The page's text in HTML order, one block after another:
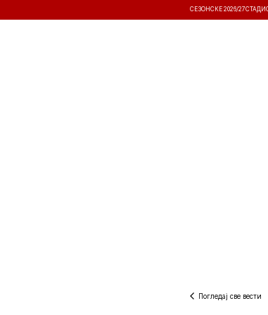
СЕЗОНСКЕ 2026/27
Погледај све вести